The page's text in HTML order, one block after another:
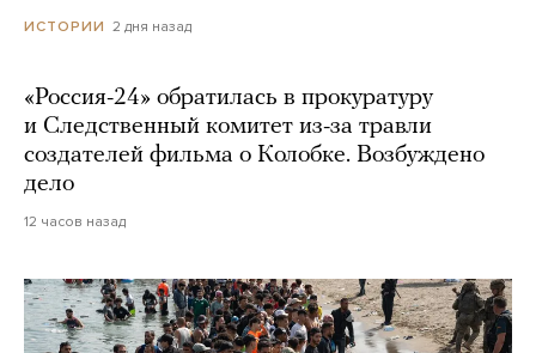
ИСТОРИИ 2 дня назад
«Россия-24» обратилась в прокуратуру
и Следственный комитет из-за травли
создателей фильма о Колобке. Возбуждено
дело
12 часов назад